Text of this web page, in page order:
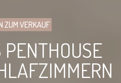
ZUM VERKAUF
PENTHOUSE